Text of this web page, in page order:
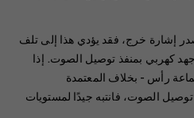
إشارة خرج، فقد يؤدي هذا إلى تلف
كهربي بمنفذ توصيل الصوت. إذا
رأس - بخلاف المعتمدة
توصيل الصوت، فانتبه جيدًا لمستويات